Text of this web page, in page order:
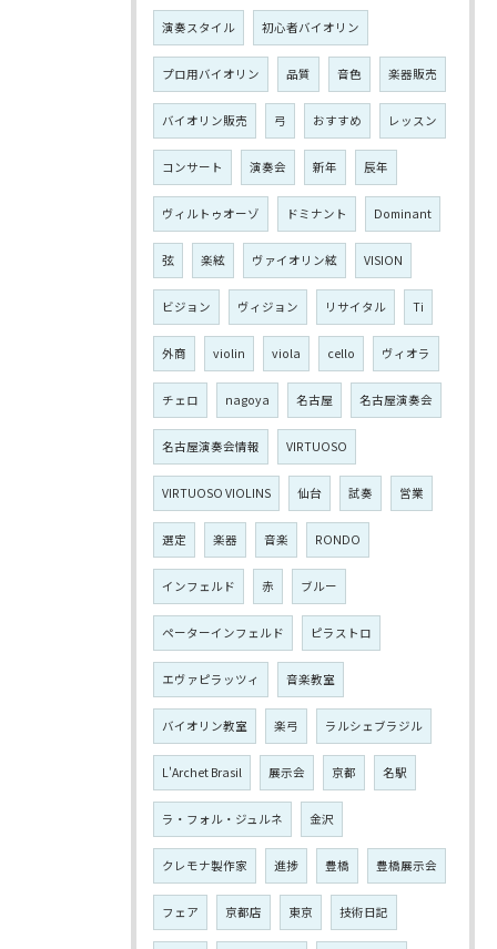
演奏スタイル 初心者バイオリン
プロ用バイオリン 品質 音色 楽器販売
バイオリン販売 弓 おすすめ レッスン
コンサート 演奏会 新年 辰年
ヴィルトゥオーゾ ドミナント Dominant
弦 楽絃 ヴァイオリン絃 VISION
ビジョン ヴィジョン リサイタル Ti
外商 violin viola cello ヴィオラ
チェロ nagoya 名古屋 名古屋演奏会
名古屋演奏会情報 VIRTUOSO
VIRTUOSO VIOLINS 仙台 試奏 営業
選定 楽器 音楽 RONDO
インフェルド 赤 ブルー
ペーターインフェルド ピラストロ
エヴァピラッツィ 音楽教室
バイオリン教室 楽弓 ラルシェブラジル
L'Archet Brasil 展示会 京都 名駅
ラ・フォル・ジュルネ 金沢
クレモナ製作家 進捗 豊橋 豊橋展示会
フェア 京都店 東京 技術日記